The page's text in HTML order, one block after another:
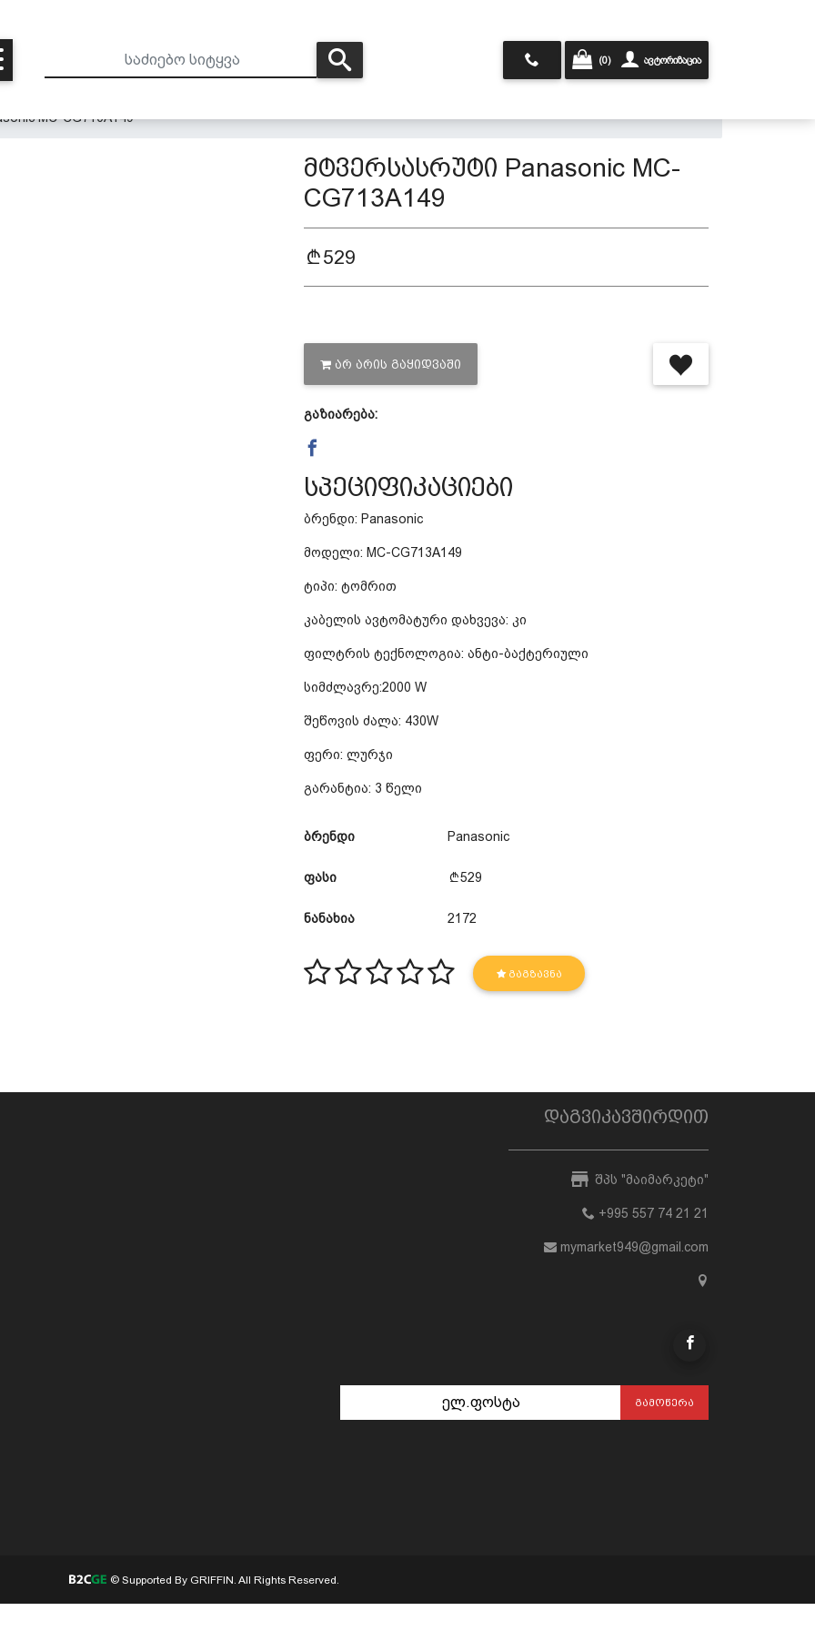
(0) ავტორიზაცია
MC-CG713A149
მტვერსასრუტი Panasonic MC-
CG713A149
529
ᲐᲠ ᲐᲠᲘᲡ ᲒᲐᲧᲘᲓᲕᲐᲨᲘ
გაზიარება:
სპეციფიკაციები
ბრენდი: Panasonic
მოდელი: MC-CG713A149
ტიპი: ტომრით
კაბელის ავტომატური დახვევა: კი
ფილტრის ტექნოლოგია: ანტი-ბაქტერიული
სიმძლავრე:2000 W
შეწოვის ძალა: 430W
ფერი: ლურჯი
გარანტია: 3 წელი
ბრენდი Panasonic
ფასი 529
ნანახია 2172
ᲒᲐᲒᲖᲐᲕᲜᲐ
დაგვიკავშირდით
შპს "მაიმარკეტი"
+995 557 74 21 21
mymarket949@gmail.com
ᲒᲐᲛᲝᲬᲔᲠᲐ
© Supported By GRIFFIN. All Rights Reserved.